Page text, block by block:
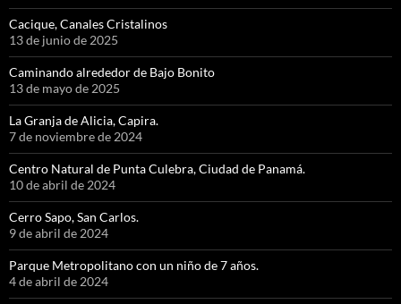
Cacique, Canales Cristalinos
13 de junio de 2025
Caminando alrededor de Bajo Bonito
13 de mayo de 2025
La Granja de Alicia, Capira.
7 de noviembre de 2024
Centro Natural de Punta Culebra, Ciudad de Panamá.
10 de abril de 2024
Cerro Sapo, San Carlos.
9 de abril de 2024
Parque Metropolitano con un niño de 7 años.
4 de abril de 2024